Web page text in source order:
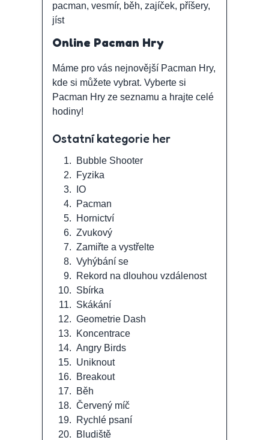
pacman, vesmír, běh, zajíček, příšery,
jíst
Online Pacman Hry
Máme pro vás nejnovější Pacman Hry,
kde si můžete vybrat. Vyberte si
Pacman Hry ze seznamu a hrajte celé
hodiny!
Ostatní kategorie her
1.
Bubble Shooter
2.
Fyzika
3.
IO
4.
Pacman
5.
Hornictví
6. Zvukový
7. Zamiřte a vystřelte
8. Vyhýbání se
9.
Rekord na dlouhou vzdálenost
10. Sbírka
11. Skákání
12. Geometrie Dash
13.
Koncentrace
14. Angry Birds
15. Uniknout
16.
Breakout
17.
Běh
18. Červený míč
19.
Rychlé psaní
20.
Bludiště